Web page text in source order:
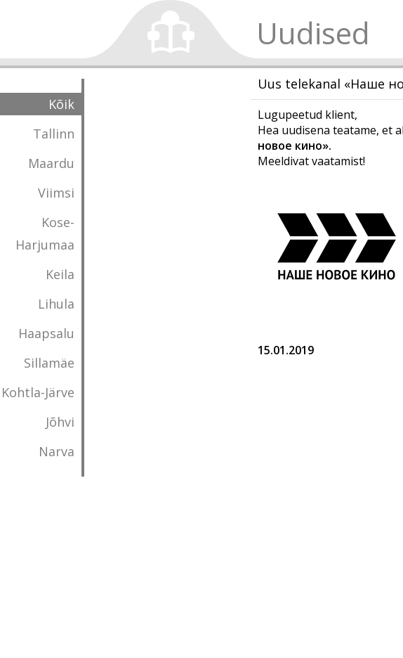
Uudised
Kõik
Tallinn
Maardu
Viimsi
Kose-
Harjumaa
Keila
Lihula
Haapsalu
Sillamäe
Kohtla-Järve
Jõhvi
Narva
Uus telekanal «Наше
Lugupeetud klient,
Hea uudisena teatame, et
новое кино».
Meeldivat vaatamist!
15.01.2019